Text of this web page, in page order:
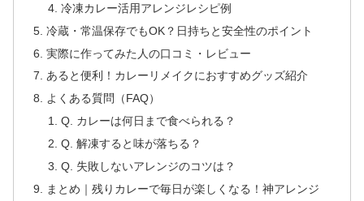
冷凍カレー活用アレンジレシピ例
冷蔵・常温保存でもOK？日持ちと安全性のポイント
実際に作ってみた人の口コミ・レビュー
あると便利！カレーリメイクにおすすめグッズ紹介
よくある質問（FAQ）
Q. カレーは何日まで食べられる？
Q. 解凍すると味が落ちる？
Q. 失敗しないアレンジのコツは？
まとめ｜残りカレーで毎日が楽しくなる！神アレンジ